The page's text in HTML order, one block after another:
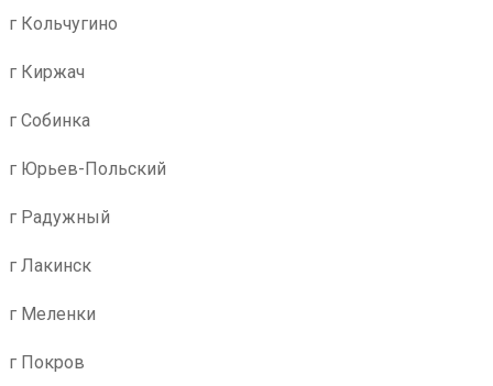
г Кольчугино
г Киржач
г Собинка
г Юрьев-Польский
г Радужный
г Лакинск
г Меленки
г Покров